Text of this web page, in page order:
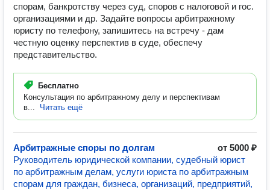
спорам, банкротству через суд, споров с налоговой и гос.
организациями и др. Задайте вопросы арбитражному
юристу по телефону, запишитесь на встречу - дам
честную оценку перспектив в суде, обеспечу
представительство.
Бесплатно
Консультация по арбитражному делу и перспективам
в...
Читать ещё
Арбитражные споры по долгам
от 5000 ₽
Руководитель юридической компании, судебный юрист
по арбитражным делам, услуги юриста по арбитражным
спорам для граждан, бизнеса, организаций, предприятий,